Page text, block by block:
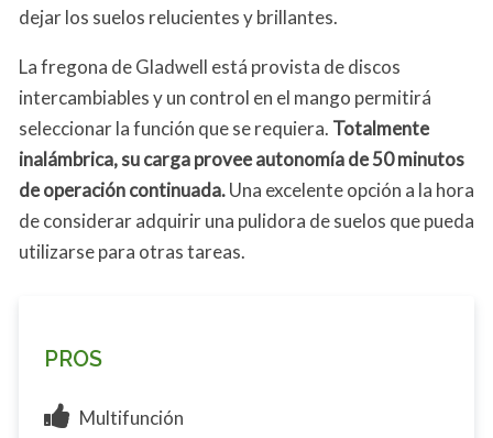
dejar los suelos relucientes y brillantes.
La fregona de Gladwell está provista de discos
intercambiables y un control en el mango permitirá
seleccionar la función que se requiera. Totalmente
inalámbrica, su carga provee autonomía de 50 minutos
de operación continuada.Una excelente opción a la hora
de considerar adquirir una pulidora de suelos que pueda
utilizarse para otras tareas.
PROS
Multifunción